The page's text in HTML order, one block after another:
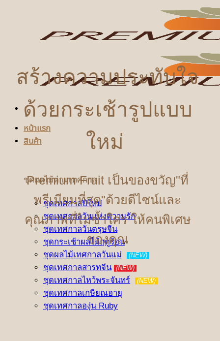
หน้าแรก
สินค้า
ชุดผลไม้ตามเทศกาล
ชุดเทศกาลปีใหม่
ชุดเทศกาลวันแห่งความรัก
ชุดเทศกาลวันตรุษจีน
ชุดกระเช้าผลไม้ฤดูร้อน
ชุดผลไม้เทศกาลวันแม่
(NEW)
ชุดเทศกาลสารทจีน (NEW)
ชุดเทศกาลไหว้พระจันทร์ (NEW)
ชุดเทศกาลเกษียณอายุ
ชุดเทศกาลองุ่น Ruby
สร้างความประทับใจ
ด้วยกระเช้ารูปแบบ
ใหม่
Premium Fruit เป็นของขวัญ"ที่
พรีเมียมที่สุด"ด้วยดีไซน์และ
คุณภาพที่ไม่ซ้ำใคร ให้คนพิเศษ
ของคุณ